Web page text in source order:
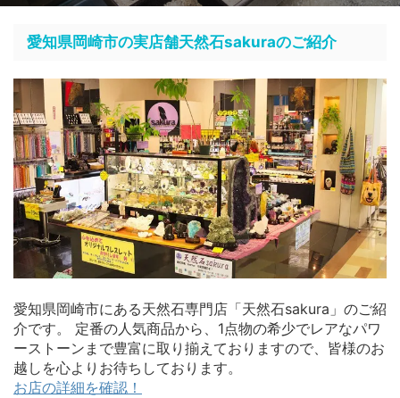
愛知県岡崎市の実店舗天然石sakuraのご紹介
愛知県岡崎市にある天然石専門店「天然石sakura」のご紹
介です。 定番の人気商品から、1点物の希少でレアなパワ
ーストーンまで豊富に取り揃えておりますので、皆様のお
越しを心よりお待ちしております。
お店の詳細を確認！